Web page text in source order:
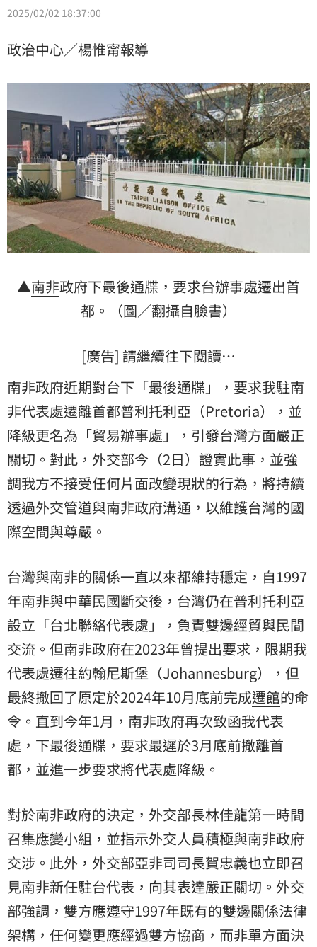
2025/02/02 18:37:00
政治中心／楊惟甯報導
▲南非政府下最後通牒，要求台辦事處遷出首
都。（圖／翻攝自臉書）
[廣告] 請繼續往下閱讀…
南非政府近期對台下「最後通牒」，要求我駐南
非代表處遷離首都普利托利亞（Pretoria），並
降級更名為「貿易辦事處」，引發台灣方面嚴正
關切。對此， 外交部今（2日）證實此事，並強
調我方不接受任何片面改變現狀的行為，將持續
透過外交管道與南非政府溝通，以維護台灣的國
際空間與尊嚴。
台灣與南非的關係一直以來都維持穩定，自1997
年南非與中華民國斷交後，台灣仍在普利托利亞
設立「台北聯絡代表處」，負責雙邊經貿與民間
交流。但南非政府在2023年曾提出要求，限期我
代表處遷往約翰尼斯堡（Johannesburg），但
最終撤回了原定於2024年10月底前完成遷館的命
令。直到今年1月，南非政府再次致函我代表
處，下最後通牒，要求最遲於3月底前撤離首
都，並進一步要求將代表處降級。
對於南非政府的決定，外交部長林佳龍第一時間
召集應變小組，並指示外交人員積極與南非政府
交涉。此外，外交部亞非司司長賀忠義也立即召
見南非新任駐台代表，向其表達嚴正關切。外交
部強調，雙方應遵守1997年既有的雙邊關係法律
架構，任何變更應經過雙方協商，而非單方面決